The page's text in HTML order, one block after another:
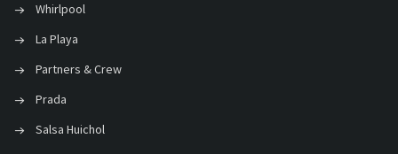
Whirlpool
La Playa
Partners & Crew
Prada
Salsa Huichol